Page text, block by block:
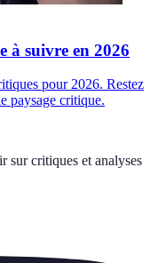
à suivre en 2026
pour 2026. Restez
paysage critique.
sur critiques et analyses